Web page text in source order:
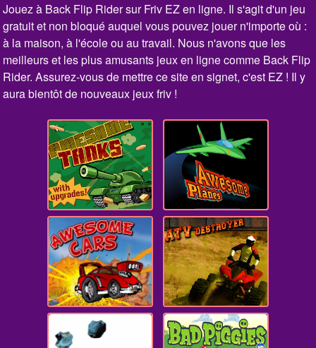
Jouez à Back Flip Rider sur Friv EZ en ligne. Il s'agit d'un jeu
gratuit et non bloqué auquel vous pouvez jouer n'importe où :
à la maison, à l'école ou au travail. Nous n'avons que les
meilleurs et les plus amusants jeux en ligne comme Back Flip
Rider. Assurez-vous de mettre ce site en signet, c'est EZ ! Il y
aura bientôt de nouveaux jeux friv !